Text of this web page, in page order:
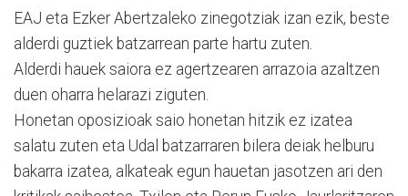
EAJ eta Ezker Abertzaleko zinegotziak izan ezik, beste
alderdi guztiek batzarrean parte hartu zuten.
Alderdi hauek saiora ez agertzearen arrazoia azaltzen
duen oharra helarazi ziguten.
Honetan oposizioak saio honetan hitzik ez izatea
salatu zuten eta Udal batzarraren bilera deiak helburu
bakarra izatea, alkateak egun hauetan jasotzen ari den